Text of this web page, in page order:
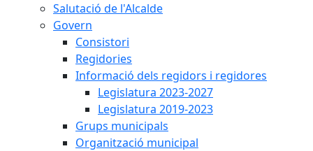
Salutació de l'Alcalde
Govern
Consistori
Regidories
Informació dels regidors i regidores
Legislatura 2023-2027
Legislatura 2019-2023
Grups municipals
Organització municipal